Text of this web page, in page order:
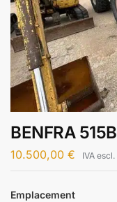
BENFRA 515B
10.500,00 € IVA escl.
Emplacement